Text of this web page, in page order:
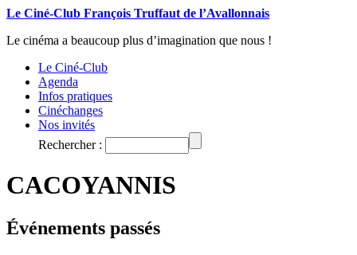
Le Ciné-Club François Truffaut de l’Avallonnais
Le cinéma a beaucoup plus d’imagination que nous !
Le Ciné-Club
Agenda
Infos pratiques
Cinéchanges
Nos invités
Rechercher :
CACOYANNIS
Événements passés